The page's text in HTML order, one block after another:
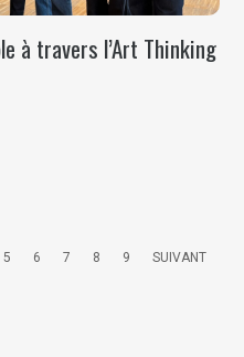
à travers l’Art Thinking
5 6 7 8 9 SUIVANT